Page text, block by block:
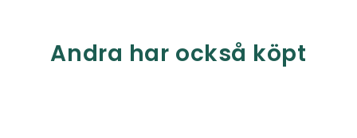
Andra har också köpt